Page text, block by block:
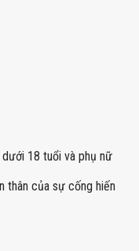
18 tuổi và phụ nữ
thân của sự cống hiến